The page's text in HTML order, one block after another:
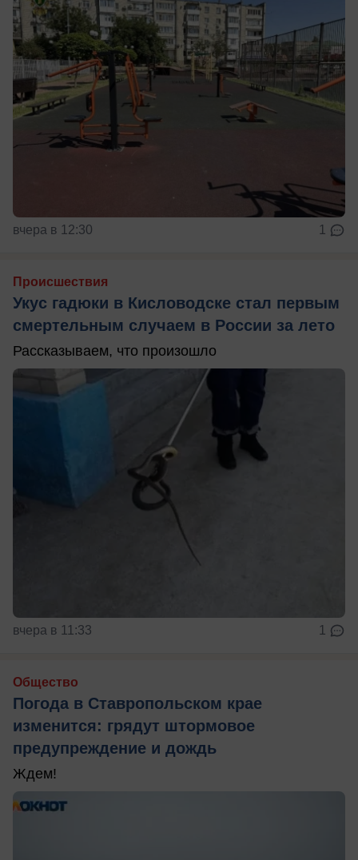
вчера в 12:30 1
Происшествия
Укус гадюки в Кисловодске стал первым
смертельным случаем в России за лето
Рассказываем, что произошло
вчера в 11:33 1
Общество
Погода в Ставропольском крае
изменится: грядут штормовое
предупреждение и дождь
Ждем!